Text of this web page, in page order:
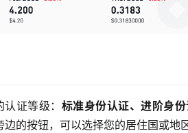
证等级： 标准身份认证、进阶身
的按钮，可以选择您的居住国或地区